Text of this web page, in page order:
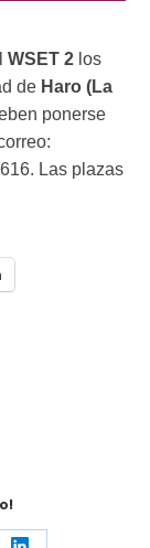
WSET 2 los
de Haro (La
ponerse
Las plazas